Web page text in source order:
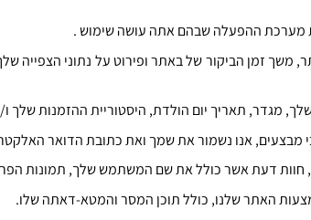
מערכת ההפעלה שבהם אתה עושה שימוש.
, משך זמן הביקור של באתר ופירוט על נתוני הצפייה
, מגדר, תאריך יום הולדת, היסטוריית ההזמנות שלך ו/
מבצעים,אנו נשמור את שמך ואת כתובת הדואר
, חוות דעת אשר כולל את שם המשתמש שלך, תמונות
האתר שלנו, כולל תוכן המסר והמטא-דאתה שלו.